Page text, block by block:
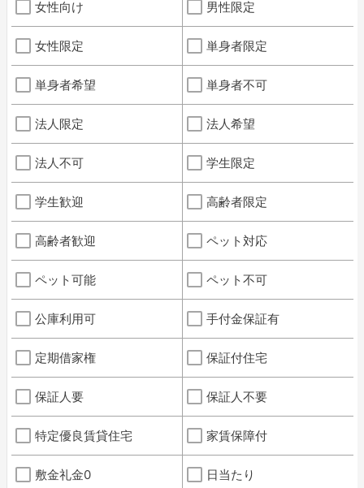
女性向け 男性限定
女性限定 単身者限定
単身者希望 単身者不可
法人限定 法人希望
法人不可 学生限定
学生歓迎 高齢者限定
高齢者歓迎 ペット対応
ペット可能 ペット不可
公庫利用可 手付金保証有
定期借家権 保証付住宅
保証人要 保証人不要
特定優良賃貸住宅 家賃保障付
敷金礼金0 日当たり